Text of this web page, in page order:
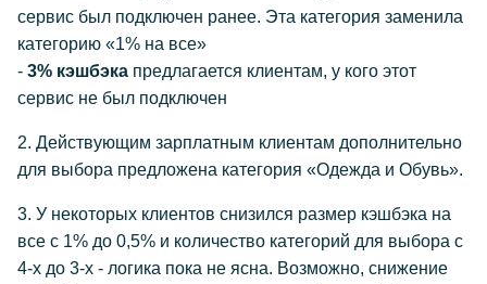
сервис был подключен ранее. Эта категория заменила
категорию «1% на все»
- 3% кэшбэка предлагается клиентам, у кого этот
сервис не был подключен
2. Действующим зарплатным клиентам дополнительно
для выбора предложена категория «Одежда и Обувь».
3. У некоторых клиентов снизился размер кэшбэка на
все с 1% до 0,5% и количество категорий для выбора с
4-х до 3-х - логика пока не ясна. Возможно, снижение